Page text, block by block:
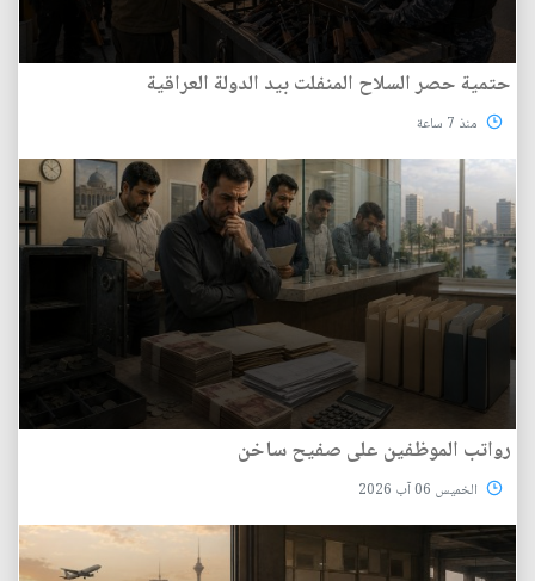
حتمية حصر السلاح المنفلت بيد الدولة العراقية
منذ 7 ساعة
رواتب الموظفين على صفيح ساخن
الخميس 06 آب 2026